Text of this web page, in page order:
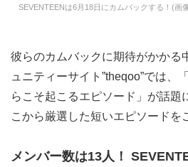
SEVENTEENは6月18日にカムバックする！(画
彼らのカムバックに期待がかかる
ュニティーサイト”theqoo”では、
らこそ起こるエピソード」が話題
こから厳選した短いエピソードを
メンバー数は13人！